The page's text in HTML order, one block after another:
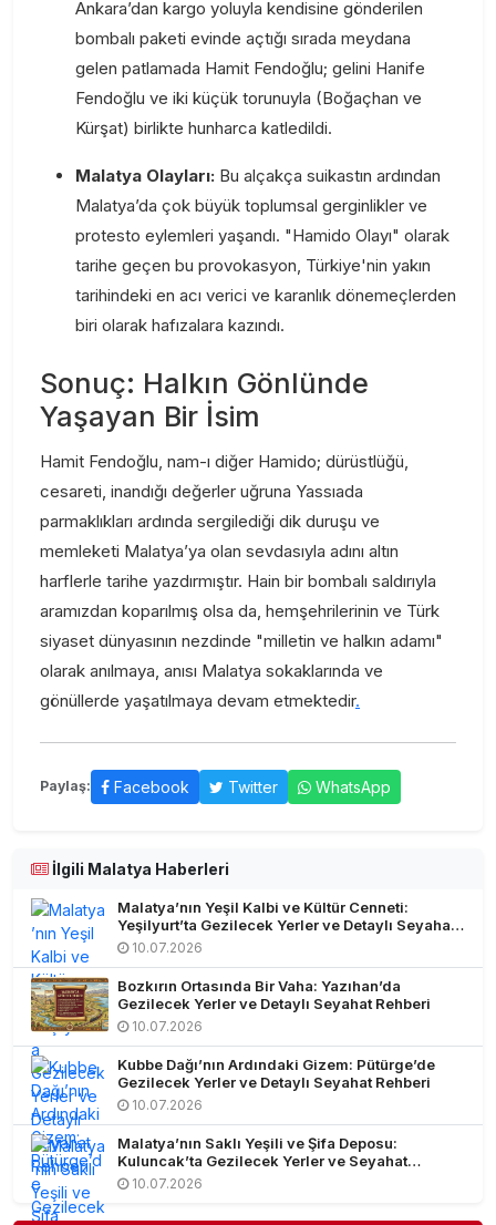
Ankara’dan kargo yoluyla kendisine gönderilen
bombalı paketi evinde açtığı sırada meydana
gelen patlamada Hamit Fendoğlu; gelini Hanife
Fendoğlu ve iki küçük torunuyla (Boğaçhan ve
Kürşat) birlikte hunharca katledildi.
Malatya Olayları: Bu alçakça suikastın ardından
Malatya’da çok büyük toplumsal gerginlikler ve
protesto eylemleri yaşandı. "Hamido Olayı" olarak
tarihe geçen bu provokasyon, Türkiye'nin yakın
tarihindeki en acı verici ve karanlık dönemeçlerden
biri olarak hafızalara kazındı.
Sonuç: Halkın Gönlünde
Yaşayan Bir İsim
Hamit Fendoğlu, nam-ı diğer Hamido; dürüstlüğü,
cesareti, inandığı değerler uğruna Yassıada
parmaklıkları ardında sergilediği dik duruşu ve
memleketi Malatya’ya olan sevdasıyla adını altın
harflerle tarihe yazdırmıştır. Hain bir bombalı saldırıyla
aramızdan koparılmış olsa da, hemşehrilerinin ve Türk
siyaset dünyasının nezdinde "milletin ve halkın adamı"
olarak anılmaya, anısı Malatya sokaklarında ve
gönüllerde yaşatılmaya devam etmektedir.
Paylaş: Facebook Twitter WhatsApp
İlgili Malatya Haberleri
Malatya’nın Yeşil Kalbi ve Kültür Cenneti:
Yeşilyurt’ta Gezilecek Yerler ve Detaylı Seyahat
Rehberi
10.07.2026
Bozkırın Ortasında Bir Vaha: Yazıhan’da
Gezilecek Yerler ve Detaylı Seyahat Rehberi
10.07.2026
Kubbe Dağı’nın Ardındaki Gizem: Pütürge’de
Gezilecek Yerler ve Detaylı Seyahat Rehberi
10.07.2026
Malatya’nın Saklı Yeşili ve Şifa Deposu:
Kuluncak’ta Gezilecek Yerler ve Seyahat
Rehberi
10.07.2026